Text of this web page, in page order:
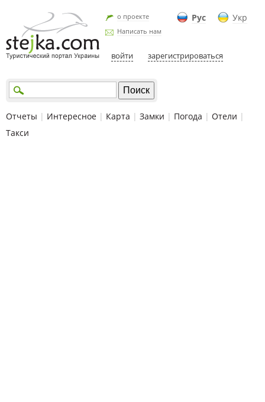
Рус Укр
о проекте
Написать нам
войти зарегистрироваться
Отчеты | Интересное | Карта | Замки | Погода | Отели |
Такси